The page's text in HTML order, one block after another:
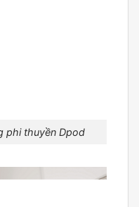
phi thuyền Dpod